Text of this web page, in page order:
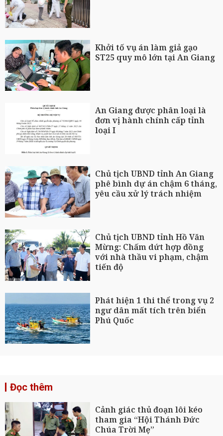
Khởi tố vụ án làm giả gạo
ST25 quy mô lớn tại An Giang
An Giang được phân loại là
đơn vị hành chính cấp tỉnh
loại I
Chủ tịch UBND tỉnh An Giang
phê bình dự án chậm 6 tháng,
yêu cầu xử lý trách nhiệm
Chủ tịch UBND tỉnh Hồ Văn
Mừng: Chấm dứt hợp đồng
với nhà thầu vi phạm, chậm
tiến độ
Phát hiện 1 thi thể trong vụ 2
ngư dân mất tích trên biển
Phú Quốc
Đọc thêm
Cảnh giác thủ đoạn lôi kéo
tham gia “Hội Thánh Đức
Chúa Trời Mẹ”